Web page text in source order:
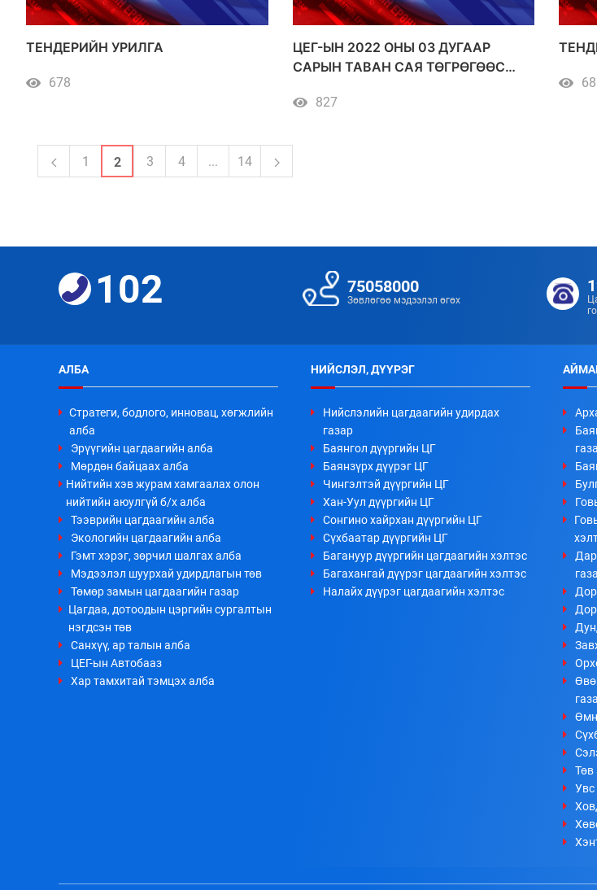
ТЕНДЕРИЙН УРИЛГА
678
ЦЕГ-ЫН 2022 ОНЫ 03 ДУГААР
САРЫН ТАВАН САЯ ТӨГРӨГӨӨС
ХУДАЛДАН АВАЛТ
827
1 2 3 4 ... 14
102 75058000
Зөвлөгөө мэдээлэл өгөх
АЛБА
Стратеги, бодлого, инновац, хөгжлийн
алба
Эрүүгийн цагдаагийн алба
Мөрдөн байцаах алба
Нийтийн хэв журам хамгаалах олон
нийтийн аюулгүй б/х алба
Тээврийн цагдаагийн алба
Экологийн цагдаагийн алба
Гэмт хэрэг, зөрчил шалгах алба
Мэдээлэл шуурхай удирдлагын төв
Төмөр замын цагдаагийн газар
Цагдаа, дотоодын цэргийн сургалтын
нэгдсэн төв
Санхүү, ар талын алба
ЦЕГ-ын Автобааз
Хар тамхитай тэмцэх алба
НИЙСЛЭЛ, ДҮҮРЭГ
Нийслэлийн цагдаагийн удирдах
газар
Баянгол дүүргийн ЦГ
Баянзүрх дүүрэг ЦГ
Чингэлтэй дүүргийн ЦГ
Хан-Уул дүүргийн ЦГ
Сонгино хайрхан дүүргийн ЦГ
Сүхбаатар дүүргийн ЦГ
Багануур дүүргийн цагдаагийн хэлтэс
Багахангай дүүрэг цагдаагийн хэлтэс
Налайх дүүрэг цагдаагийн хэлтэс
Төв
Увс